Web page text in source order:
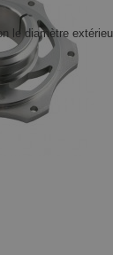
le diamètre